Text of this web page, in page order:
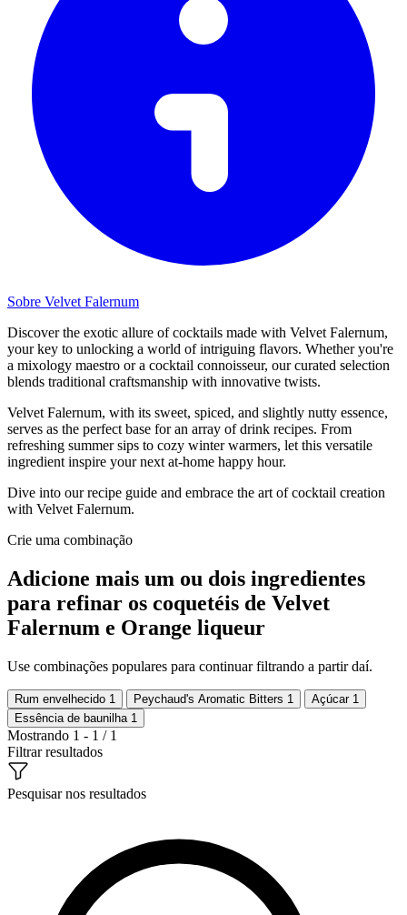
Sobre Velvet Falernum
Discover the exotic allure of cocktails made with Velvet Falernum,
your key to unlocking a world of intriguing flavors. Whether you're
a mixology maestro or a cocktail connoisseur, our curated selection
blends traditional craftsmanship with innovative twists.
Velvet Falernum, with its sweet, spiced, and slightly nutty essence,
serves as the perfect base for an array of drink recipes. From
refreshing summer sips to cozy winter warmers, let this versatile
ingredient inspire your next at-home happy hour.
Dive into our recipe guide and embrace the art of cocktail creation
with Velvet Falernum.
Crie uma combinação
Adicione mais um ou dois ingredientes
para refinar os coquetéis de Velvet
Falernum e Orange liqueur
Use combinações populares para continuar filtrando a partir daí.
Rum envelhecido 1 Peychaud's Aromatic Bitters 1 Açúcar 1
Essência de baunilha 1
Mostrando 1 - 1 / 1
Filtrar resultados
Pesquisar nos resultados